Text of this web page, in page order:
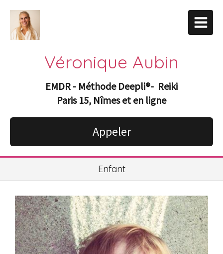
Véronique Aubin
EMDR - Méthode Deepli®- Reiki
Paris 15, Nîmes et en ligne
Appeler
Enfant